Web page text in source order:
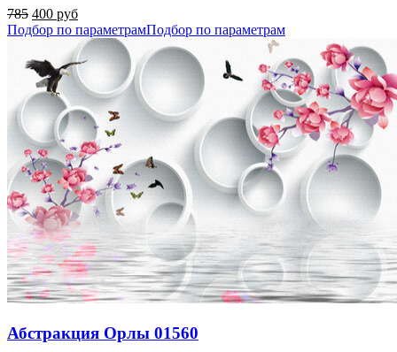
785 400 руб
Подбор по параметрамПодбор по параметрам
Абстракция Орлы 01560